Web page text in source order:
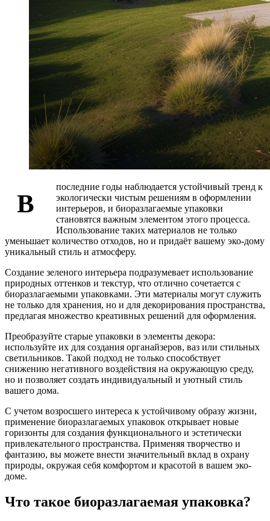
В
последние годы наблюдается устойчивый тренд к
экологически чистым решениям в оформлении
интерьеров, и биоразлагаемые упаковки
становятся важным элементом этого процесса.
Использование таких материалов не только
уменьшает количество отходов, но и придаёт вашему эко-дому
уникальный стиль и атмосферу.
Создание зеленого интерьера подразумевает использование
природных оттенков и текстур, что отлично сочетается с
биоразлагаемыми упаковками. Эти материалы могут служить
не только для хранения, но и для декорирования пространства,
предлагая множество креативных решений для оформления.
Преобразуйте старые упаковки в элементы декора:
используйте их для создания органайзеров, ваз или стильных
светильников. Такой подход не только способствует
снижению негативного воздействия на окружающую среду,
но и позволяет создать индивидуальный и уютный стиль
вашего дома.
С учетом возросшего интереса к устойчивому образу жизни,
применение биоразлагаемых упаковок открывает новые
горизонты для создания функционального и эстетически
привлекательного пространства. Применяя творчество и
фантазию, вы можете внести значительный вклад в охрану
природы, окружая себя комфортом и красотой в вашем эко-
доме.
Что такое биоразлагаемая упаковка?